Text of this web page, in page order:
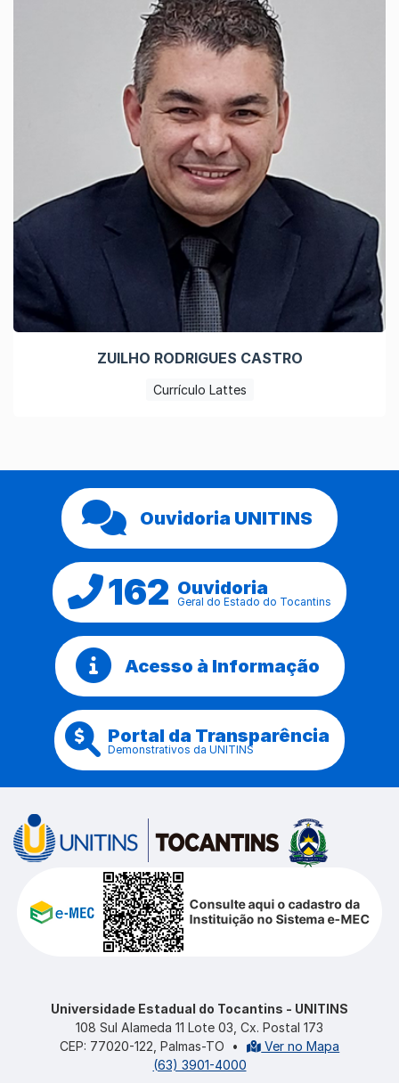
ZUILHO RODRIGUES CASTRO
Currículo Lattes
Ouvidoria UNITINS
162 Ouvidoria
Geral do Estado do Tocantins
Acesso à Informação
Portal da Transparência
Demonstrativos da UNITINS
Universidade Estadual do Tocantins - UNITINS
108 Sul Alameda 11 Lote 03, Cx. Postal 173
CEP: 77020-122, Palmas-TO
•
Ver no Mapa
(63) 3901-4000